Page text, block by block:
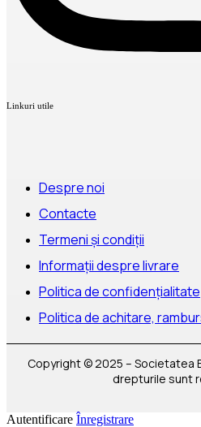
Linkuri utile
Despre noi
Contacte
Termeni și condiții
Informații despre livrare
Politica de confidențialitate
Politica de achitare,
Copyright © 2025 – Societatea
drepturile sunt
Autentificare Înregistrare